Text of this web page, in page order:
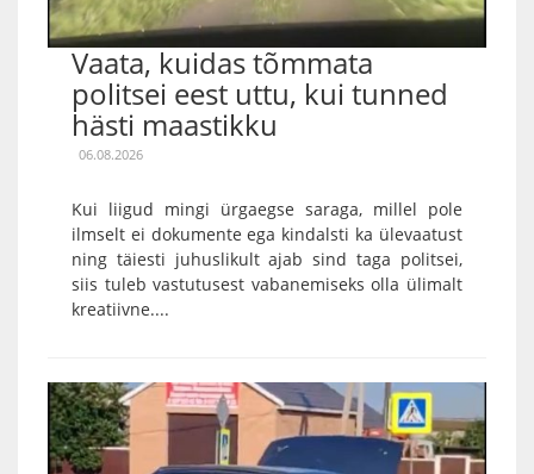
Vaata, kuidas tõmmata
politsei eest uttu, kui tunned
hästi maastikku
06.08.2026
Kui liigud mingi ürgaegse saraga, millel pole
ilmselt ei dokumente ega kindalsti ka ülevaatust
ning täiesti juhuslikult ajab sind taga politsei,
siis tuleb vastutusest vabanemiseks olla ülimalt
kreatiivne....